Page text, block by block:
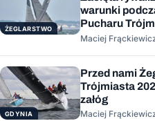
ŻEGLARSTWO
warunki
Pucharu
Maciej
GDYNIA
Przed nami
Trójmiasta
załóg
Maciej